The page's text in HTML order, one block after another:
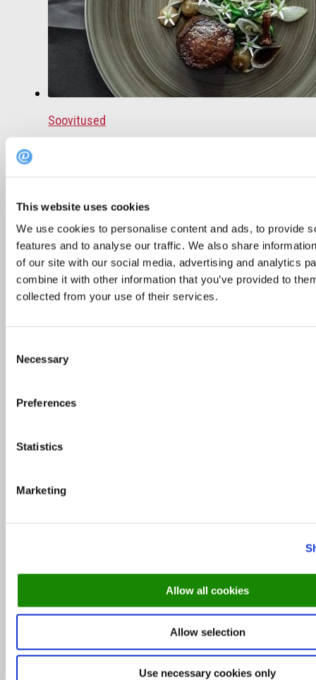
This website uses cookies
We use cookies to personalise content and ads, to provide
features and to analyse our traffic. We also share
of our site with our social media, advertising and analytics
combine it with other information that you’ve provided to
collected from your use of their services.
Selection
Necessary
Preferences
Statistics
Marketing
Allow all cookies
Allow selection
Use necessary cookies only
Soovitused
TOP/
neid restosid